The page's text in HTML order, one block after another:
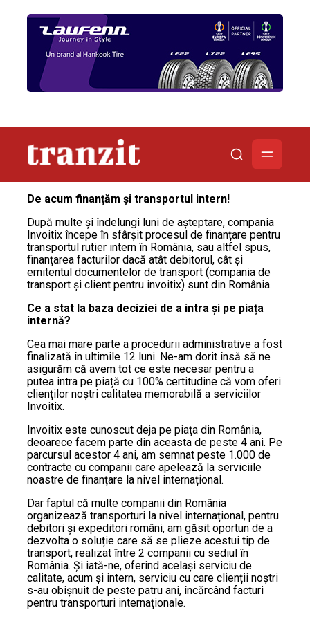
De acum finanțăm și transportul intern!
După multe și îndelungi luni de așteptare, compania
Invoitix începe în sfârșit procesul de finanțare pentru
transportul rutier intern în România, sau altfel spus,
finanțarea facturilor dacă atât debitorul, cât și
emitentul documentelor de transport (compania de
transport și client pentru invoitix) sunt din România.
Ce a stat la baza deciziei de a intra și pe piața
internă?
Cea mai mare parte a procedurii administrative a fost
finalizată în ultimile 12 luni. Ne-am dorit însă să ne
asigurăm că avem tot ce este necesar pentru a
putea intra pe piață cu 100% certitudine că vom oferi
clienților noștri calitatea memorabilă a serviciilor
Invoitix.
Invoitix este cunoscut deja pe piața din România,
deoarece facem parte din aceasta de peste 4 ani. Pe
parcursul acestor 4 ani, am semnat peste 1.000 de
contracte cu companii care apelează la serviciile
noastre de finanțare la nivel internațional.
Dar faptul că multe companii din România
organizează transporturi la nivel internațional, pentru
debitori și expeditori români, am găsit oportun de a
dezvolta o soluție care să se plieze acestui tip de
transport, realizat între 2 companii cu sediul în
România. Și iată-ne, oferind același serviciu de
calitate, acum și intern, serviciu cu care clienții noștri
s-au obișnuit de peste patru ani, încărcând facturi
pentru transporturi internaționale.